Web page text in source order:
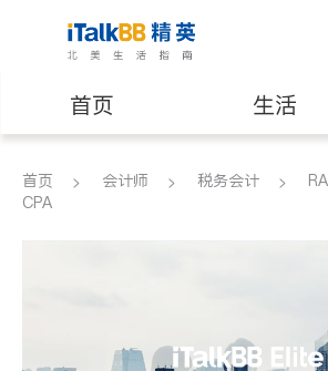
首页 生活
医生 律师
首页 会计师 税务会计
CPA